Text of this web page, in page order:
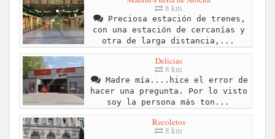
8 km
Preciosa estación de trenes,
con una estación de cercanías y
otra de larga distancia,...
Delicias
8 km
Madre mía....hice el error de
hacer una pregunta. Por lo visto
soy la persona más ton...
Recoletos
8 km